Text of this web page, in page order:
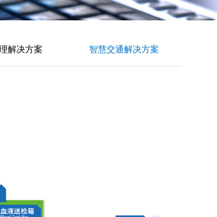
解决方案 智慧交通解决方案